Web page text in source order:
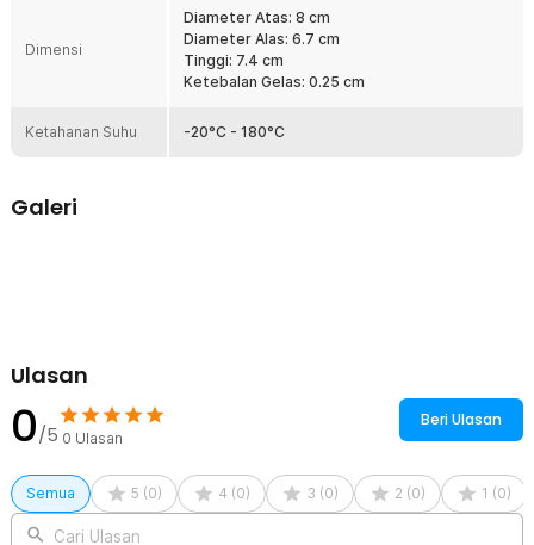
penggunaan yang lebih fleksibel.
Ukuran Pas untuk Dessert
Dengan kapasitas 270 ml, gelas kaca aesthetic ini memberikan
porsi yang pas untuk pudding, yogurt, maupun minuman. Ideal untuk
Rincian yang Anda dapatkan untuk pembelian produk ini:
Dimensi
Diameter Atas: 8 cm
Diameter Alas: 6.7 cm
Tinggi: 7.4 cm
Ketebalan Gelas: 0.25 cm
Ketahanan Suhu -20°C - 180°C
Galeri
Ulasan
0/5 0 Ulasan
Beri Ulasan
Semua 5 (0) 4 (0) 3 (0) 2 (0) 1 (0)
Cari Ulasan